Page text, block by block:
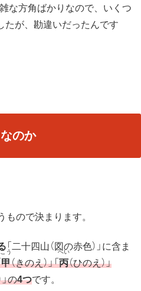
な方角ばかりなので、いくつ
たが、勘違いだったんです
のか
もので決まります。
「二十四山（図の赤色）」に含ま
甲（きのえ）」「丙（ひのえ）」
の4つです。